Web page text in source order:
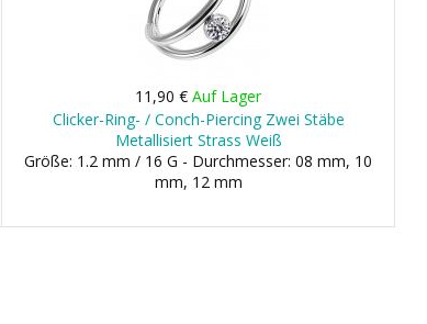
11,90 €Auf Lager
Clicker-Ring- / Conch-Piercing Zwei Stäbe
Metallisiert Strass Weiß
Größe: 1.2 mm / 16 G - Durchmesser: 08 mm, 10
mm, 12 mm